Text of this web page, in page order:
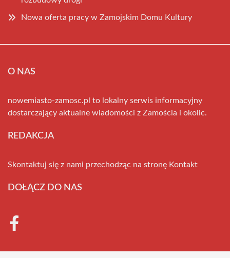
Nowa oferta pracy w Zamojskim Domu Kultury
O NAS
nowemiasto-zamosc.pl to lokalny serwis informacyjny
dostarczający aktualne wiadomości z Zamościa i okolic.
REDAKCJA
Skontaktuj się z nami przechodząc na stronę Kontakt
DOŁĄCZ DO NAS